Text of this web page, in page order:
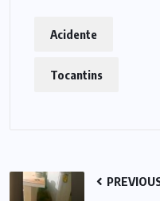
Acidente
Tocantins